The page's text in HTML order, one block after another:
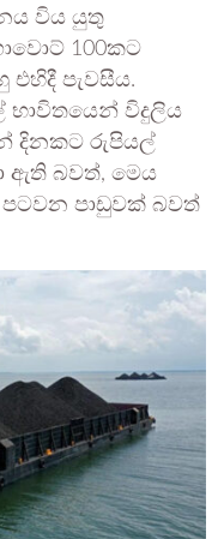
විය යුතු
100කට
පැවසීය.
භාවිතයෙන් විදුලිය
දිනකට රුපියල්
ඇති බවත්, මෙය
පටවන පාඩුවක් බවත්